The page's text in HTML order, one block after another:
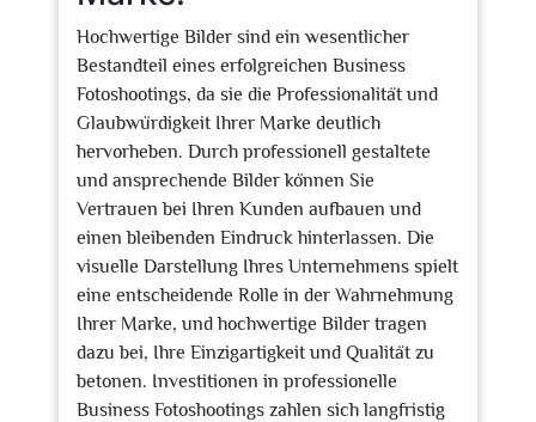
Hochwertige Bilder sind ein wesentlicher
Bestandteil eines erfolgreichen Business
Fotoshootings, da sie die Professionalität und
Glaubwürdigkeit Ihrer Marke deutlich
hervorheben. Durch professionell gestaltete
und ansprechende Bilder können Sie
Vertrauen bei Ihren Kunden aufbauen und
einen bleibenden Eindruck hinterlassen. Die
visuelle Darstellung Ihres Unternehmens spielt
eine entscheidende Rolle in der Wahrnehmung
Ihrer Marke, und hochwertige Bilder tragen
dazu bei, Ihre Einzigartigkeit und Qualität zu
betonen. Investitionen in professionelle
Business Fotoshootings zahlen sich langfristig